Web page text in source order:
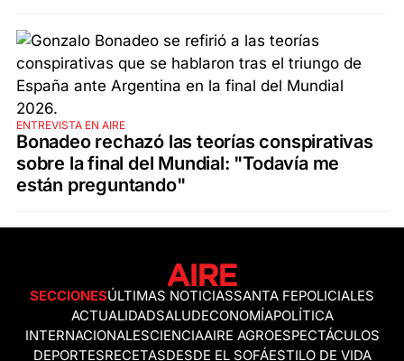
ENTREVISTA EN AIRE
Bonadeo rechazó las teorías conspirativas
sobre la final del Mundial: "Todavía me
están preguntando"
SECCIONESÚLTIMAS NOTICIASSANTA FEPOLICIALES
ACTUALIDADSALUDECONOMÍAPOLÍTICA
INTERNACIONALESCIENCIAAIRE AGROESPECTÁCULOS
DEPORTESRECETASDESDE EL SOFÁESTILO DE VIDA